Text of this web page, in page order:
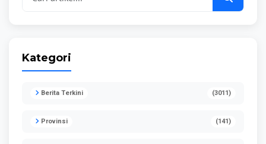
Kategori
Berita Terkini (3011)
Provinsi (141)